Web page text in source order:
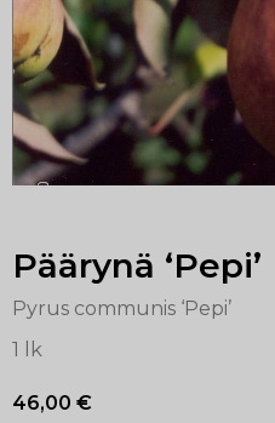
Päärynä ‘Pepi’
Pyrus communis ‘Pepi’
1 lk
46,00 €